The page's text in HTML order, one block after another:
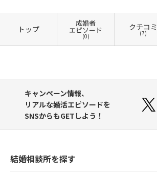
トップ
成婚者
エピソード
(0)
クチコミ
(7)
キャンペーン情報、
リアルな婚活エピソードを
SNSからもGETしよう！
結婚相談所を探す